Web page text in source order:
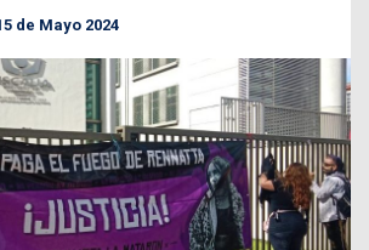
de Mayo 2024